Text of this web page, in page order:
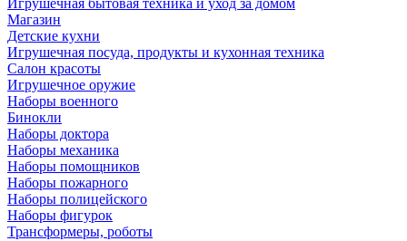
Игрушечная бытовая техника и уход за домом
Магазин
Детские кухни
Игрушечная посуда, продукты и кухонная техника
Салон красоты
Игрушечное оружие
Наборы военного
Бинокли
Наборы доктора
Наборы механика
Наборы помощников
Наборы пожарного
Наборы полицейского
Наборы фигурок
Трансформеры, роботы